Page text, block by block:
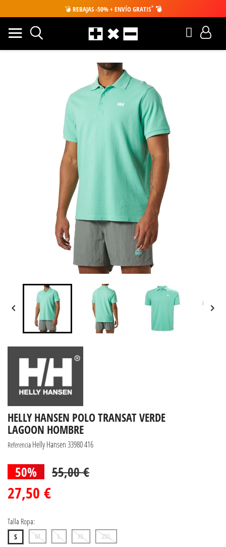
💣 REBAJAS -50% + ENVÍO GRATIS* 💣
 
HELLY HANSEN POLO TRANSAT VERDE
LAGOON HOMBRE
Referencia Helly Hansen 33980 416
50% 55,00 €
27,50 €
Talla Ropa:
S M L XL 2XL